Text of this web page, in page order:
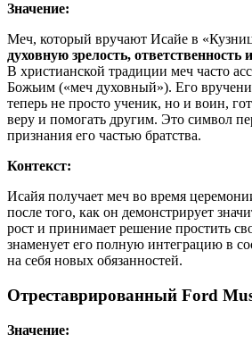
Значение:
Меч, который вручают Исайе в
духовную зрелость, ответственность
В христианской традиции меч часто
Божьим («меч духовный»). Его
теперь не просто ученик, но и воин,
веру и помогать другим. Это символ
признания его частью братства.
Контекст:
Исайя получает меч во время
после того, как он демонстрирует
рост и принимает решение простить
знаменует его полную интеграцию в
на себя новых обязанностей.
Отреставрированный Ford
Значение: